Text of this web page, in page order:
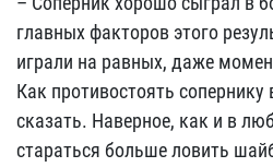
главных факторов этого
играли на равных, даже
Как противостоять
сказать. Наверное, как и в
стараться больше ловить